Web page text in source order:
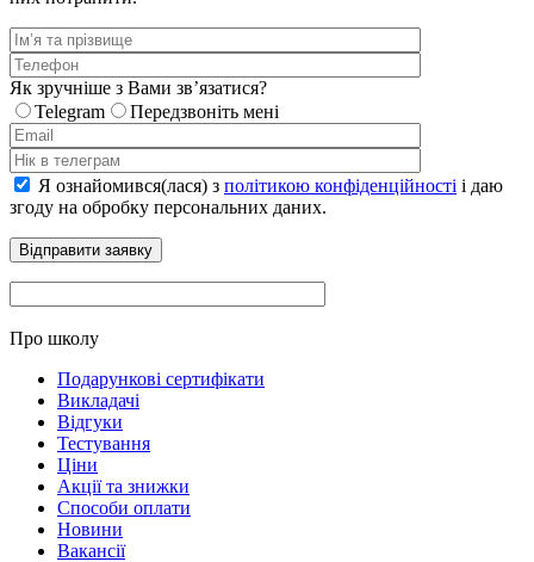
Як зручніше з Вами звʼязатися?
Telegram
Передзвоніть мені
Я ознайомився(лася) з політикою конфіденційності і даю
згоду на обробку персональних даних.
Про школу
Подарункові сертифікати
Викладачі
Відгуки
Тестування
Ціни
Акції та знижки
Способи оплати
Новини
Вакансії